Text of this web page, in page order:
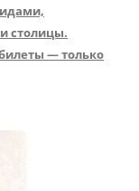
столицы.
— только